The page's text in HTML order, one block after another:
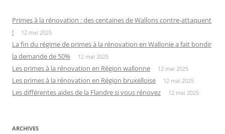
Primes à la rénovation : des centaines de Wallons contre-attaquent
!
12 mai 2025
La fin du régime de primes à la rénovation en Wallonie a fait bondir
la demande de 50%
12 mai 2025
Les primes à la rénovation en Région wallonne 12 mai 2025
Les primes à la rénovation en Région bruxelloise 12 mai 2025
Les différentes aides de la Flandre si vous rénovez 12 mai 2025
ARCHIVES